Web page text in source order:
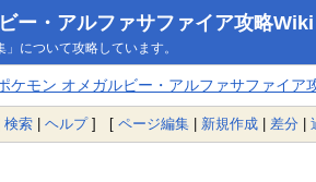
ー・アルファサファイア攻略Wiki
について攻略しています。
ケモン オメガルビー・アルファサファイア
検索 | ヘルプ] [ ページ編集 | 新規作成 | 差分 |